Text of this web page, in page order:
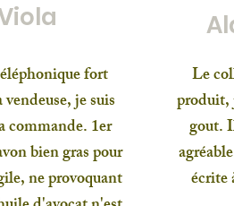
fort
je suis
commande. 1er
bien gras pour
ne provoquant
Le
produit,
gout.
écrite